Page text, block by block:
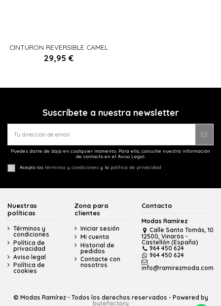
CINTURON REVERSIBLE CAMEL
29,95 €
110
115
Suscríbete a nuestra newsletter
Puedes darte de baja en cualquier momento. Para ello, consulte nuestra información
de contacto en el Aviso Legal.
Acepto los términos y condiciones y la política de privacidad
Nuestras
políticas
Términos y
condiciones
Política de
privacidad
Aviso legal
Política de
cookies
Zona para
clientes
Iniciar sesión
Mi cuenta
Historial de
pedidos
Contacte con
nosotros
Contacto
Modas Ramírez
Calle Santo Tomás, 10
12500, Vinaròs -
Castellón (España)
964 450 624
964 450 624
info@ramirezmoda.com
© Modas Ramírez - Todos los derechos reservados - Powered by
bytefactory